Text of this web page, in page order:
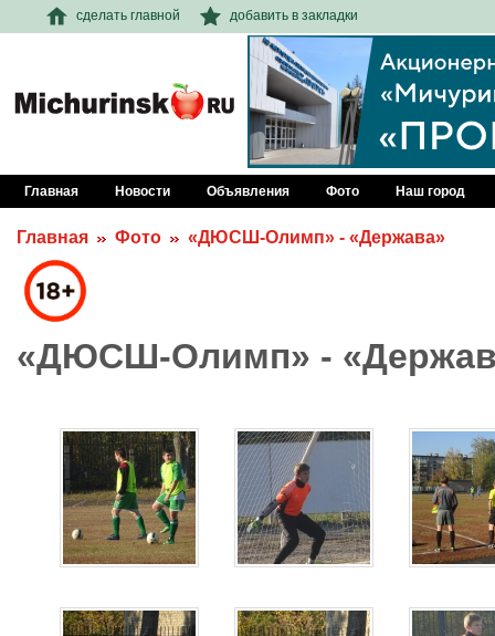
сделать главной добавить в закладки
Главная Новости Объявления Фото Наш город
Главная Фото «ДЮСШ-Олимп» - «Держава»
«ДЮСШ-Олимп» -